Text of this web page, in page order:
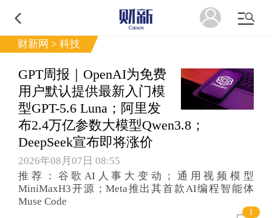
财新网 > 科技
GPT周报｜OpenAI为免费
用户默认提供最新入门模
型GPT-5.6 Luna；阿里发
布2.4万亿参数大模型Qwen3.8；
DeepSeek宣布即将涨价
2026年08月07日 08:55
推荐：谷歌AI人事大变动；通用视频模型
MiniMaxH3开源；Meta推出其首款AI编程智能体
Muse Code
1